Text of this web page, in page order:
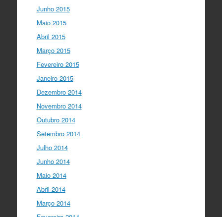
Junho 2015
Maio 2015
Abril 2015
Março 2015
Fevereiro 2015
Janeiro 2015
Dezembro 2014
Novembro 2014
Outubro 2014
Setembro 2014
Julho 2014
Junho 2014
Maio 2014
Abril 2014
Março 2014